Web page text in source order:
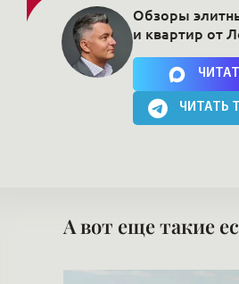
Нажимая на кнопку, Вы
Обзоры
и квартир от
ЧИТАТЬ
А вот еще такие